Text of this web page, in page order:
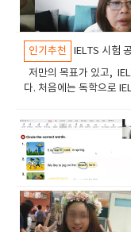
끼고, 더 열심히 해야겠
고민하고 계신 분들이 있
좋겠습니다. 저 역시 처음
할 걸’ 하는 생각이 들
함께 꾸준히 영어 공부
날을 기대하고 있습니다.
되었습니다. 그리고 더
한건 상담.카톡이나 전화
요할때 문의하면 되었습
해 주시니 수업연기나 교
줍니다. 3. 수업 어떻게?
식은 다양했습니다. 어떤
다. 원하는 방향이나 숙
님에게 요청하거나 게시
수업각 선생님마다 발음
으로는 만족합니다. 무
습니다. 처음에는 난해한
서 크게 부끄러워 하지 않
다 5. 앞으로의 계획 20
유로운 40분 수업으로 변
인기추천
IELTS 시험
저만의 목표가 있고,
다. 처음에는 독학으로
은 점수가 어느 정도 나왔
니다. 특히 라이팅의 경
지 판단하기 어려웠고,
힘들었습니다. 독학으로
했습니다. 학원에서는 문
려주었으며, 실제 시험과
니다.하지만 학원의 시
어려웠습니다. 수업을 들